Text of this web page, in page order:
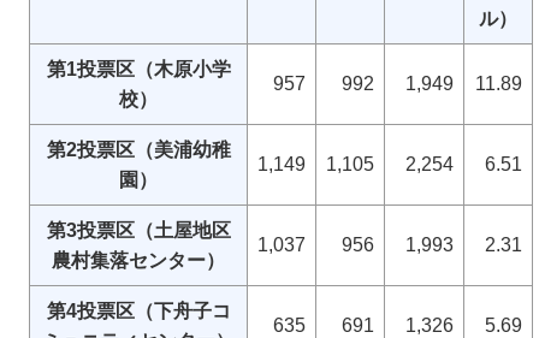
ル）
第1投票区（木原小学
校）
957 992 1,949 11.89
第2投票区（美浦幼稚
園）
1,149 1,105 2,254 6.51
第3投票区（土屋地区
農村集落センター）
1,037 956 1,993 2.31
第4投票区（下舟子コ
635 691 1,326 5.69